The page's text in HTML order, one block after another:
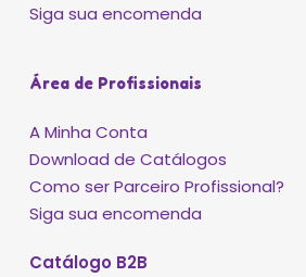
Siga sua encomenda
Área de Profissionais
A Minha Conta
Download de Catálogos
Como ser Parceiro Profissional?
Siga sua encomenda
Catálogo B2B